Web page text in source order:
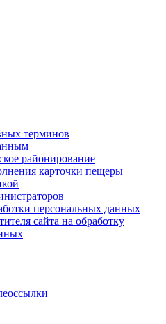
терминов
районирование
карточки пещеры
персональных данных
сайта на обработку